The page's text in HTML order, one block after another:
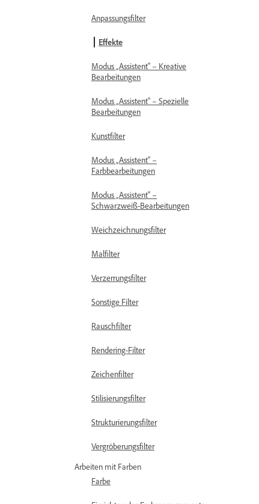
Anpassungsfilter
Effekte
Modus „Assistent“ – Kreative
Bearbeitungen
Modus „Assistent“ – Spezielle
Bearbeitungen
Kunstfilter
Modus „Assistent“ –
Farbbearbeitungen
Modus „Assistent“ –
Schwarzweiß-Bearbeitungen
Weichzeichnungsfilter
Malfilter
Verzerrungsfilter
Sonstige Filter
Rauschfilter
Rendering-Filter
Zeichenfilter
Stilisierungsfilter
Strukturierungsfilter
Vergröberungsfilter
Arbeiten mit Farben
Farbe